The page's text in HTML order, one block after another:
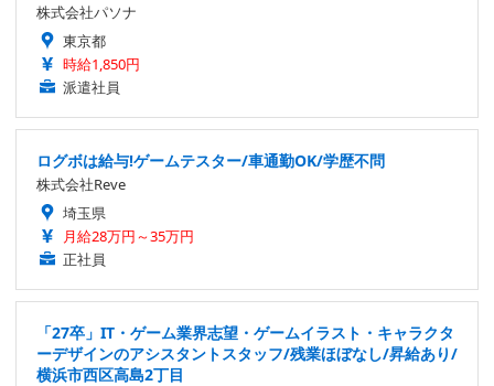
株式会社パソナ
東京都
時給1,850円
派遣社員
ログボは給与!ゲームテスター/車通勤OK/学歴不問
株式会社Reve
埼玉県
月給28万円～35万円
正社員
「27卒」IT・ゲーム業界志望・ゲームイラスト・キャラクタ
ーデザインのアシスタントスタッフ/残業ほぼなし/昇給あり/
横浜市西区高島2丁目